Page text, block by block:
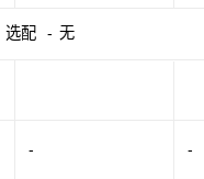
选配 - 无
- -